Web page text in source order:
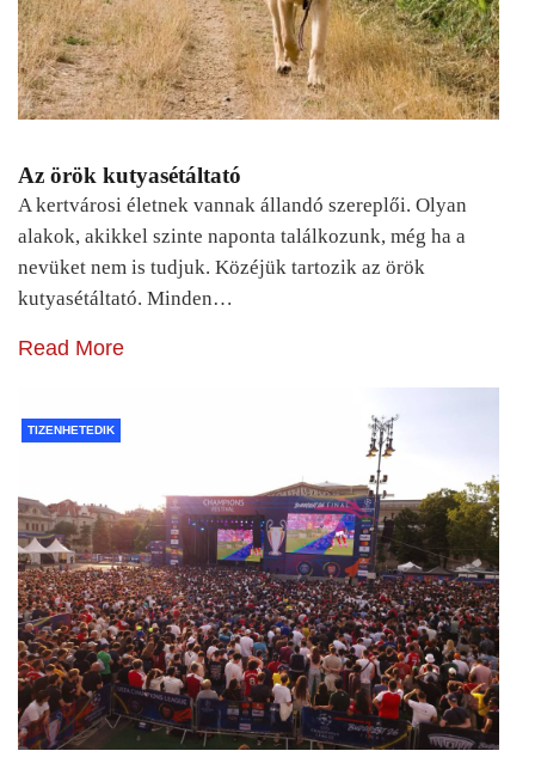
Az örök kutyasétáltató
A kertvárosi életnek vannak állandó szereplői. Olyan
alakok, akikkel szinte naponta találkozunk, még ha a
nevüket nem is tudjuk. Közéjük tartozik az örök
kutyasétáltató. Minden…
Read More
TIZENHETEDIK